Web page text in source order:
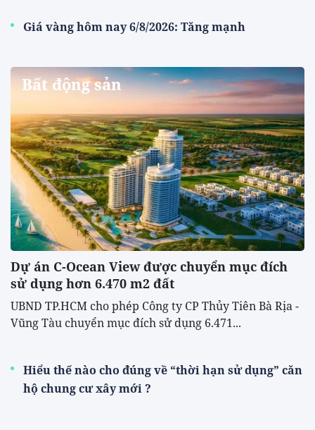
Giá vàng hôm nay 6/8/2026: Tăng mạnh
Bất động sản
Dự án C-Ocean View được chuyển mục đích
sử dụng hơn 6.470 m2 đất
UBND TP.HCM cho phép Công ty CP Thủy Tiên Bà Rịa -
Vũng Tàu chuyển mục đích sử dụng 6.471...
Hiểu thế nào cho đúng về “thời hạn sử dụng” căn
hộ chung cư xây mới ?